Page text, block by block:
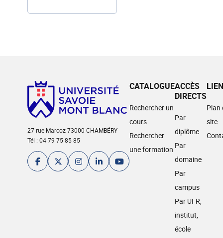
27 rue Marcoz 73000 CHAMBÉRY
Tél : 04 79 75 85 85
CATALOGUE
Rechercher un
cours
Rechercher
une formation
ACCÈS
DIRECTS
Par
diplôme
Par
domaine
Par
campus
Par UFR,
institut,
école
Plan
site